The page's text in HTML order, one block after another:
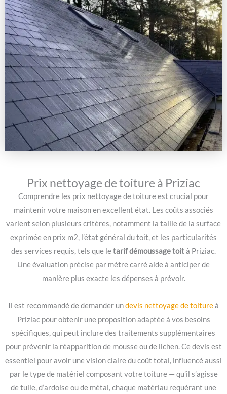
Prix nettoyage de toiture à Priziac
Comprendre les prix nettoyage de toiture est crucial pour
maintenir votre maison en excellent état. Les coûts associés
varient selon plusieurs critères, notamment la taille de la surface
exprimée en prix m2, l’état général du toit, et les particularités
des services requis, tels que letarif démoussage toità Priziac.
Une évaluation précise par mètre carré aide à anticiper de
manière plus exacte les dépenses à prévoir.
Il est recommandé de demander undevis nettoyage de toitureà
Priziac pour obtenir une proposition adaptée à vos besoins
spécifiques, qui peut inclure des traitements supplémentaires
pour prévenir la réapparition de mousse ou de lichen. Ce devis est
essentiel pour avoir une vision claire du coût total, influencé aussi
par le type de matériel composant votre toiture — qu’il s’agisse
de tuile, d’ardoise ou de métal, chaque matériau requérant une